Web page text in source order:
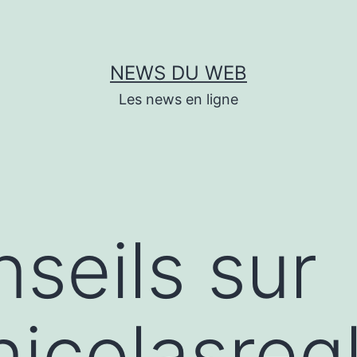
NEWS DU WEB
Les news en ligne
sur